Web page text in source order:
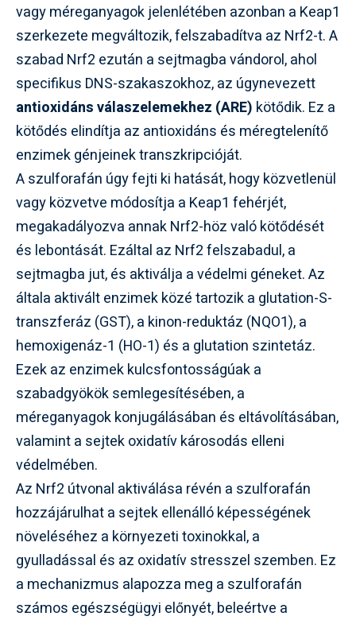
vagy méreganyagok jelenlétében azonban a Keap1
szerkezete megváltozik, felszabadítva az Nrf2-t. A
szabad Nrf2 ezután a sejtmagba vándorol, ahol
specifikus DNS-szakaszokhoz, az úgynevezett
antioxidáns válaszelemekhez (ARE) kötődik. Ez a
kötődés elindítja az antioxidáns és méregtelenítő
enzimek génjeinek transzkripcióját.
A szulforafán úgy fejti ki hatását, hogy közvetlenül
vagy közvetve módosítja a Keap1 fehérjét,
megakadályozva annak Nrf2-höz való kötődését
és lebontását. Ezáltal az Nrf2 felszabadul, a
sejtmagba jut, és aktiválja a védelmi géneket. Az
általa aktivált enzimek közé tartozik a glutation-S-
transzferáz (GST), a kinon-reduktáz (NQO1), a
hemoxigenáz-1 (HO-1) és a glutation szintetáz.
Ezek az enzimek kulcsfontosságúak a
szabadgyökök semlegesítésében, a
méreganyagok konjugálásában és eltávolításában,
valamint a sejtek oxidatív károsodás elleni
védelmében.
Az Nrf2 útvonal aktiválása révén a szulforafán
hozzájárulhat a sejtek ellenálló képességének
növeléséhez a környezeti toxinokkal, a
gyulladással és az oxidatív stresszel szemben. Ez
a mechanizmus alapozza meg a szulforafán
számos egészségügyi előnyét, beleértve a